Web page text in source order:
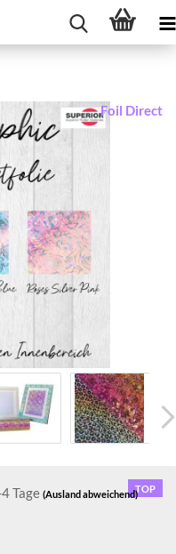
Foil Direct
TOP
Tage(Ausland abweichend)